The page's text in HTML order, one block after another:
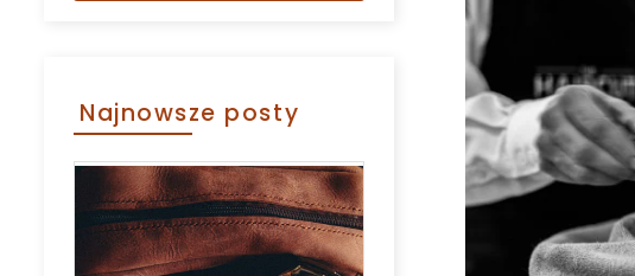
Najnowsze posty